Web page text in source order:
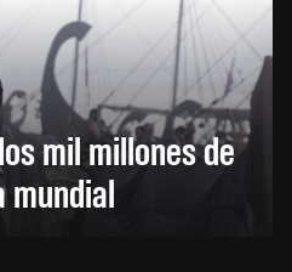
mil millones de
mundial